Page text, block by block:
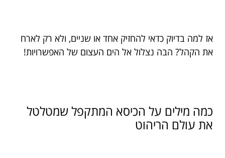
אז למה בדיוק כדאי להחזיק אחד או שניים, ולא רק לארח
את הקהל? הבה נצלול אל הים העצום של האפשרויות!
כמה מילים על הכיסא המתקפל שמטלטל
את עולם הריהוט